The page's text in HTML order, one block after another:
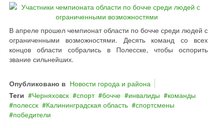
В апреле прошел чемпионат области по бочче среди людей с
ограниченными возможностями. Десять команд со всех
концов области собрались в Полесске, чтобы оспорить
звание сильнейших.
Опубликовано в Новости города и района
Теги
Черняховск спорт бочче инвалиды
команды
полесск
Калининградская область
спортсмены
победители